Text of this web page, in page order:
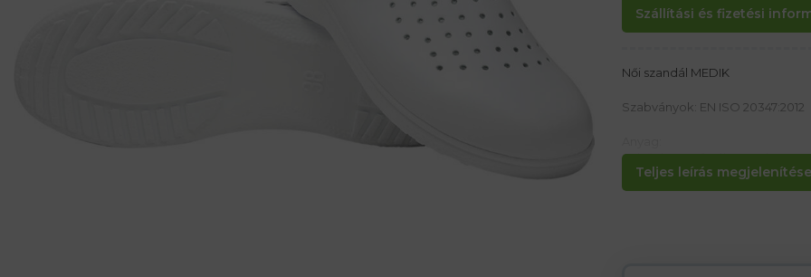
Szállítási és fizetési
Teljes leírás
Női szandál MEDIK
Szabványok: EN ISO 20347:2012
Felsőrész perforált természetes
Talp poliuretánból, ortopéd
Bőr bélés baktericid és